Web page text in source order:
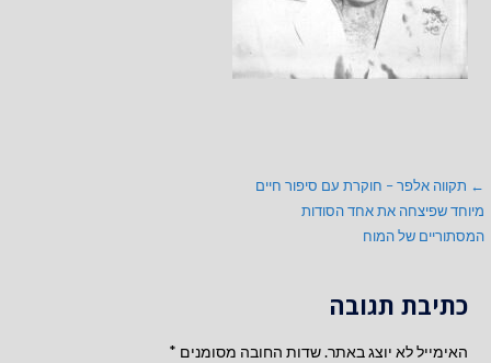
ניווט
← תקווה אלפר – חוקרת עם סיפור חיים
מיוחד שפיצחה את אחד הסודות
המסתוריים של המוח
כתיבת תגובה
האימייל לא יוצג באתר.שדות החובה מסומנים *